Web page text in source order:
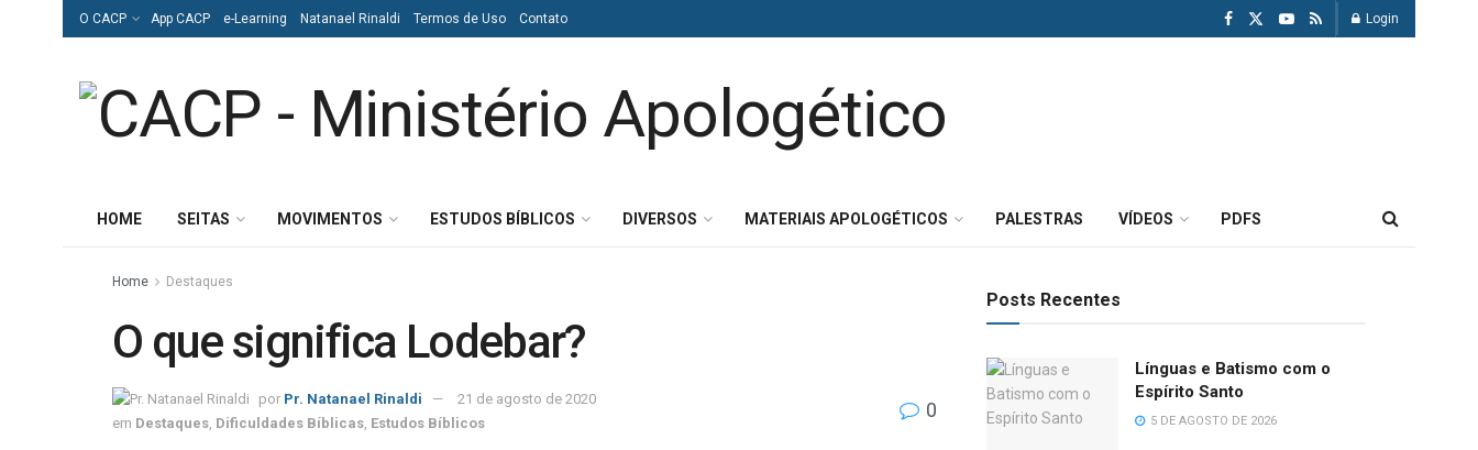
O CACP App CACP e-Learning Natanael Rinaldi Termos de Uso Contato Login
HOME SEITAS MOVIMENTOS ESTUDOS BÍBLICOS DIVERSOS MATERIAIS APOLOGÉTICOS PALESTRAS VÍDEOS PDFS
Home Destaques
O que significa Lodebar?
por Pr. Natanael Rinaldi
21 de agosto de 2020
em Destaques, Dificuldades Bíblicas, Estudos Bíblicos
0
Posts Recentes
Línguas e Batismo com o
Espírito Santo
5 DE AGOSTO DE 2026